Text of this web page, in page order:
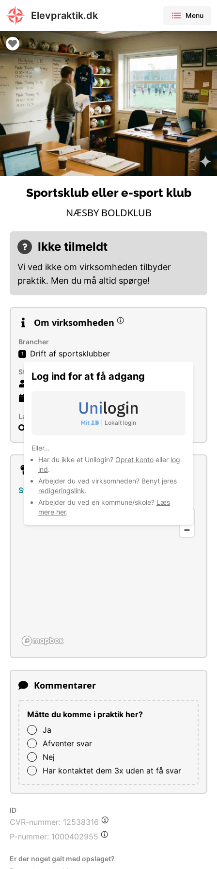
Elevpraktik.dk Menu
Log ind for at få adgang
Lokalt login
Eller...
Har du ikke et Unilogin? Opret konto eller log
ind.
Arbejder du ved virksomheden? Benyt jeres
redigeringslink.
Arbejder du ved en kommune/skole? Læs
mere her.
Sportsklub eller e-sport klub
NÆSBY BOLDKLUB
Ikke tilmeldt
Vi ved ikke om virksomheden tilbyder
praktik. Men du må altid spørge!
Om virksomheden
Brancher
1 Drift af sportsklubber
Størrelse
33 ansatte
Læs mere
Lokation
Stærehusvej 31, 5270 Odense N
Kommentarer
Måtte du komme i praktik her?
Ja
Afventer svar
Nej
Har kontaktet dem 3x uden at få svar
ID
CVR-nummer: 12538316
P-nummer: 1000402955
Er der noget galt med opslaget?